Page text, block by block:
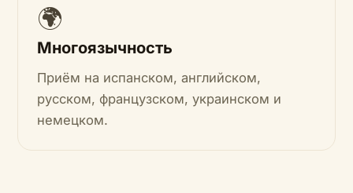
🌍
Многоязычность
Приём на испанском, английском,
русском, французском, украинском и
немецком.